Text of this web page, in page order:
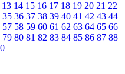
13 14 15 16 17 18 19 20 21 22
35 36 37 38 39 40 41 42 43 44
57 58 59 60 61 62 63 64 65 66
79 80 81 82 83 84 85 86 87 88